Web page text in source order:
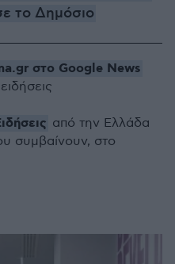
το Δημόσιο
στο Google News
από την Ελλάδα
συμβαίνουν, στο